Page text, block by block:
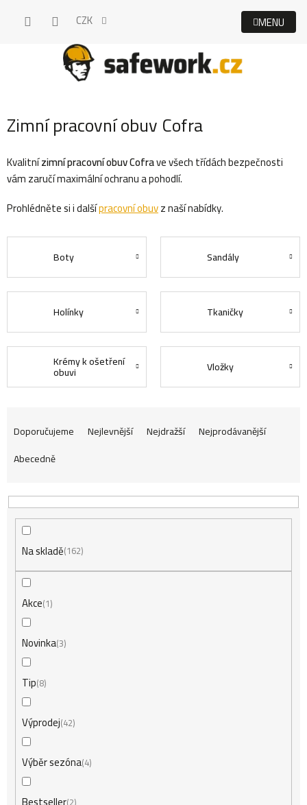
CZK
Zimní pracovní obuv Cofra
Kvalitnízimnípracovní obuv Cofrave všech třídách bezpečnosti
vám zaručí maximální ochranu a pohodlí.
Prohlédněte si i dalšípracovní obuvz naší nabídky.
Boty Sandály
Holínky Tkaničky
Krémy k ošetření
obuvi Vložky
Ř
a
z
e
Doporučujeme Nejlevnější Nejdražší
Nejprodávanější
Abecedně
Na skladě 162
Akce 1
Novinka3
Tip 8
Výprodej 42
Výběr sezóna 4